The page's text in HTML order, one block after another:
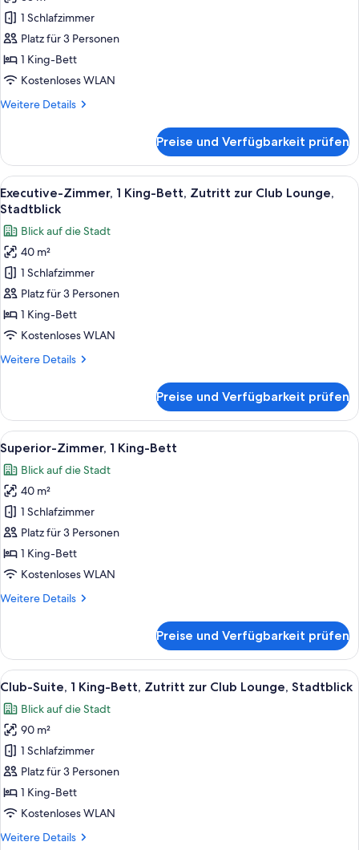
Stadtblick
Schlafzimmer,
Zutritt
zur
Lounge,
1 Schlafzimmer
Platz für 3 Personen
1 King-Bett
Kostenloses WLAN
Weitere Details
Weitere
Suite,
Schlafzimmer,
Zutritt
Club
Lounge,
Stadtblick
Preise und Verfügbarkeit prüfen
Alle
Fotos
für
Executive-
Zimmer,
1 King-
Bett,
Zutritt
zur
Lounge,
Ein Hotelzimmer mit Bett,
15
Executive-Zimmer, 1 King-Bett, Zutritt zur Club Lounge,
Stadtblick
Blick auf die Stadt
40 m²
1 Schlafzimmer
Platz für 3 Personen
1 King-Bett
Kostenloses WLAN
Weitere Details
Weitere
Zimmer,
1 King-
Bett,
Zutritt
zur
Club
Lounge,
Stadtblick
Preise und Verfügbarkeit prüfen
Alle
Fotos
für
Superior-
Zimmer,
1 King-
Bett
anzeigen
Ein modernes Hotelzimmer mit
15
Superior-Zimmer, 1 King-Bett
Blick auf die Stadt
40 m²
1 Schlafzimmer
Platz für 3 Personen
1 King-Bett
Kostenloses WLAN
Weitere Details
Weitere
Zimmer,
1 King-
Bett
Preise und Verfügbarkeit prüfen
Alle
Fotos
für
Club-
Suite,
1 King-
Bett,
Zutritt
Club
Ein modernes Hotelzimmer mit
13
Club-Suite, 1 King-Bett, Zutritt zur Club Lounge, Stadtblick
Blick auf die Stadt
90 m²
1 Schlafzimmer
Platz für 3 Personen
1 King-Bett
Kostenloses WLAN
Weitere Details
Weitere